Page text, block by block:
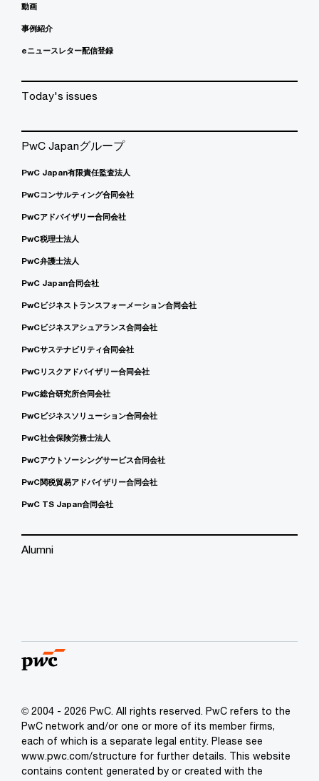
動画
事例紹介
eニュースレター配信登録
Today's issues
PwC Japanグループ
PwC Japan有限責任監査法人
PwCコンサルティング合同会社
PwCアドバイザリー合同会社
PwC税理士法人
PwC弁護士法人
PwC Japan合同会社
PwCビジネストランスフォーメーション合同会社
PwCビジネスアシュアランス合同会社
PwCサステナビリティ合同会社
PwCリスクアドバイザリー合同会社
PwC総合研究所合同会社
PwCビジネスソリューション合同会社
PwC社会保険労務士法人
PwCアウトソーシングサービス合同会社
PwC関税貿易アドバイザリー合同会社
PwC TS Japan合同会社
Alumni
© 2004 - 2026 PwC. All rights reserved. PwC refers to the
PwC network and/or one or more of its member firms,
each of which is a separate legal entity. Please see
www.pwc.com/structure for further details. This website
contains content generated by or created with the